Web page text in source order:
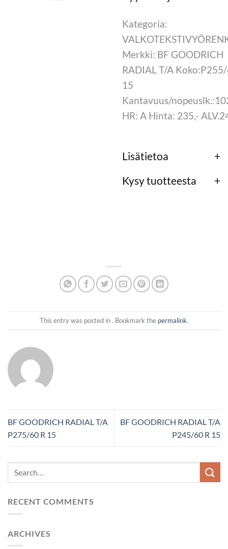
Kategoria:
Merkki: BF GOODRICH
RADIAL T/A
15
Kantavuus/
HR: A Hinta: 235,-
Lisätietoa
Kysy tuotteesta
This entry was posted in . Bookmark the permalink.
BF GOODRICH RADIAL T/A
P275/60 R 15
BF GOODRICH RADIAL T/A
P245/60 R 15
RECENT COMMENTS
ARCHIVES